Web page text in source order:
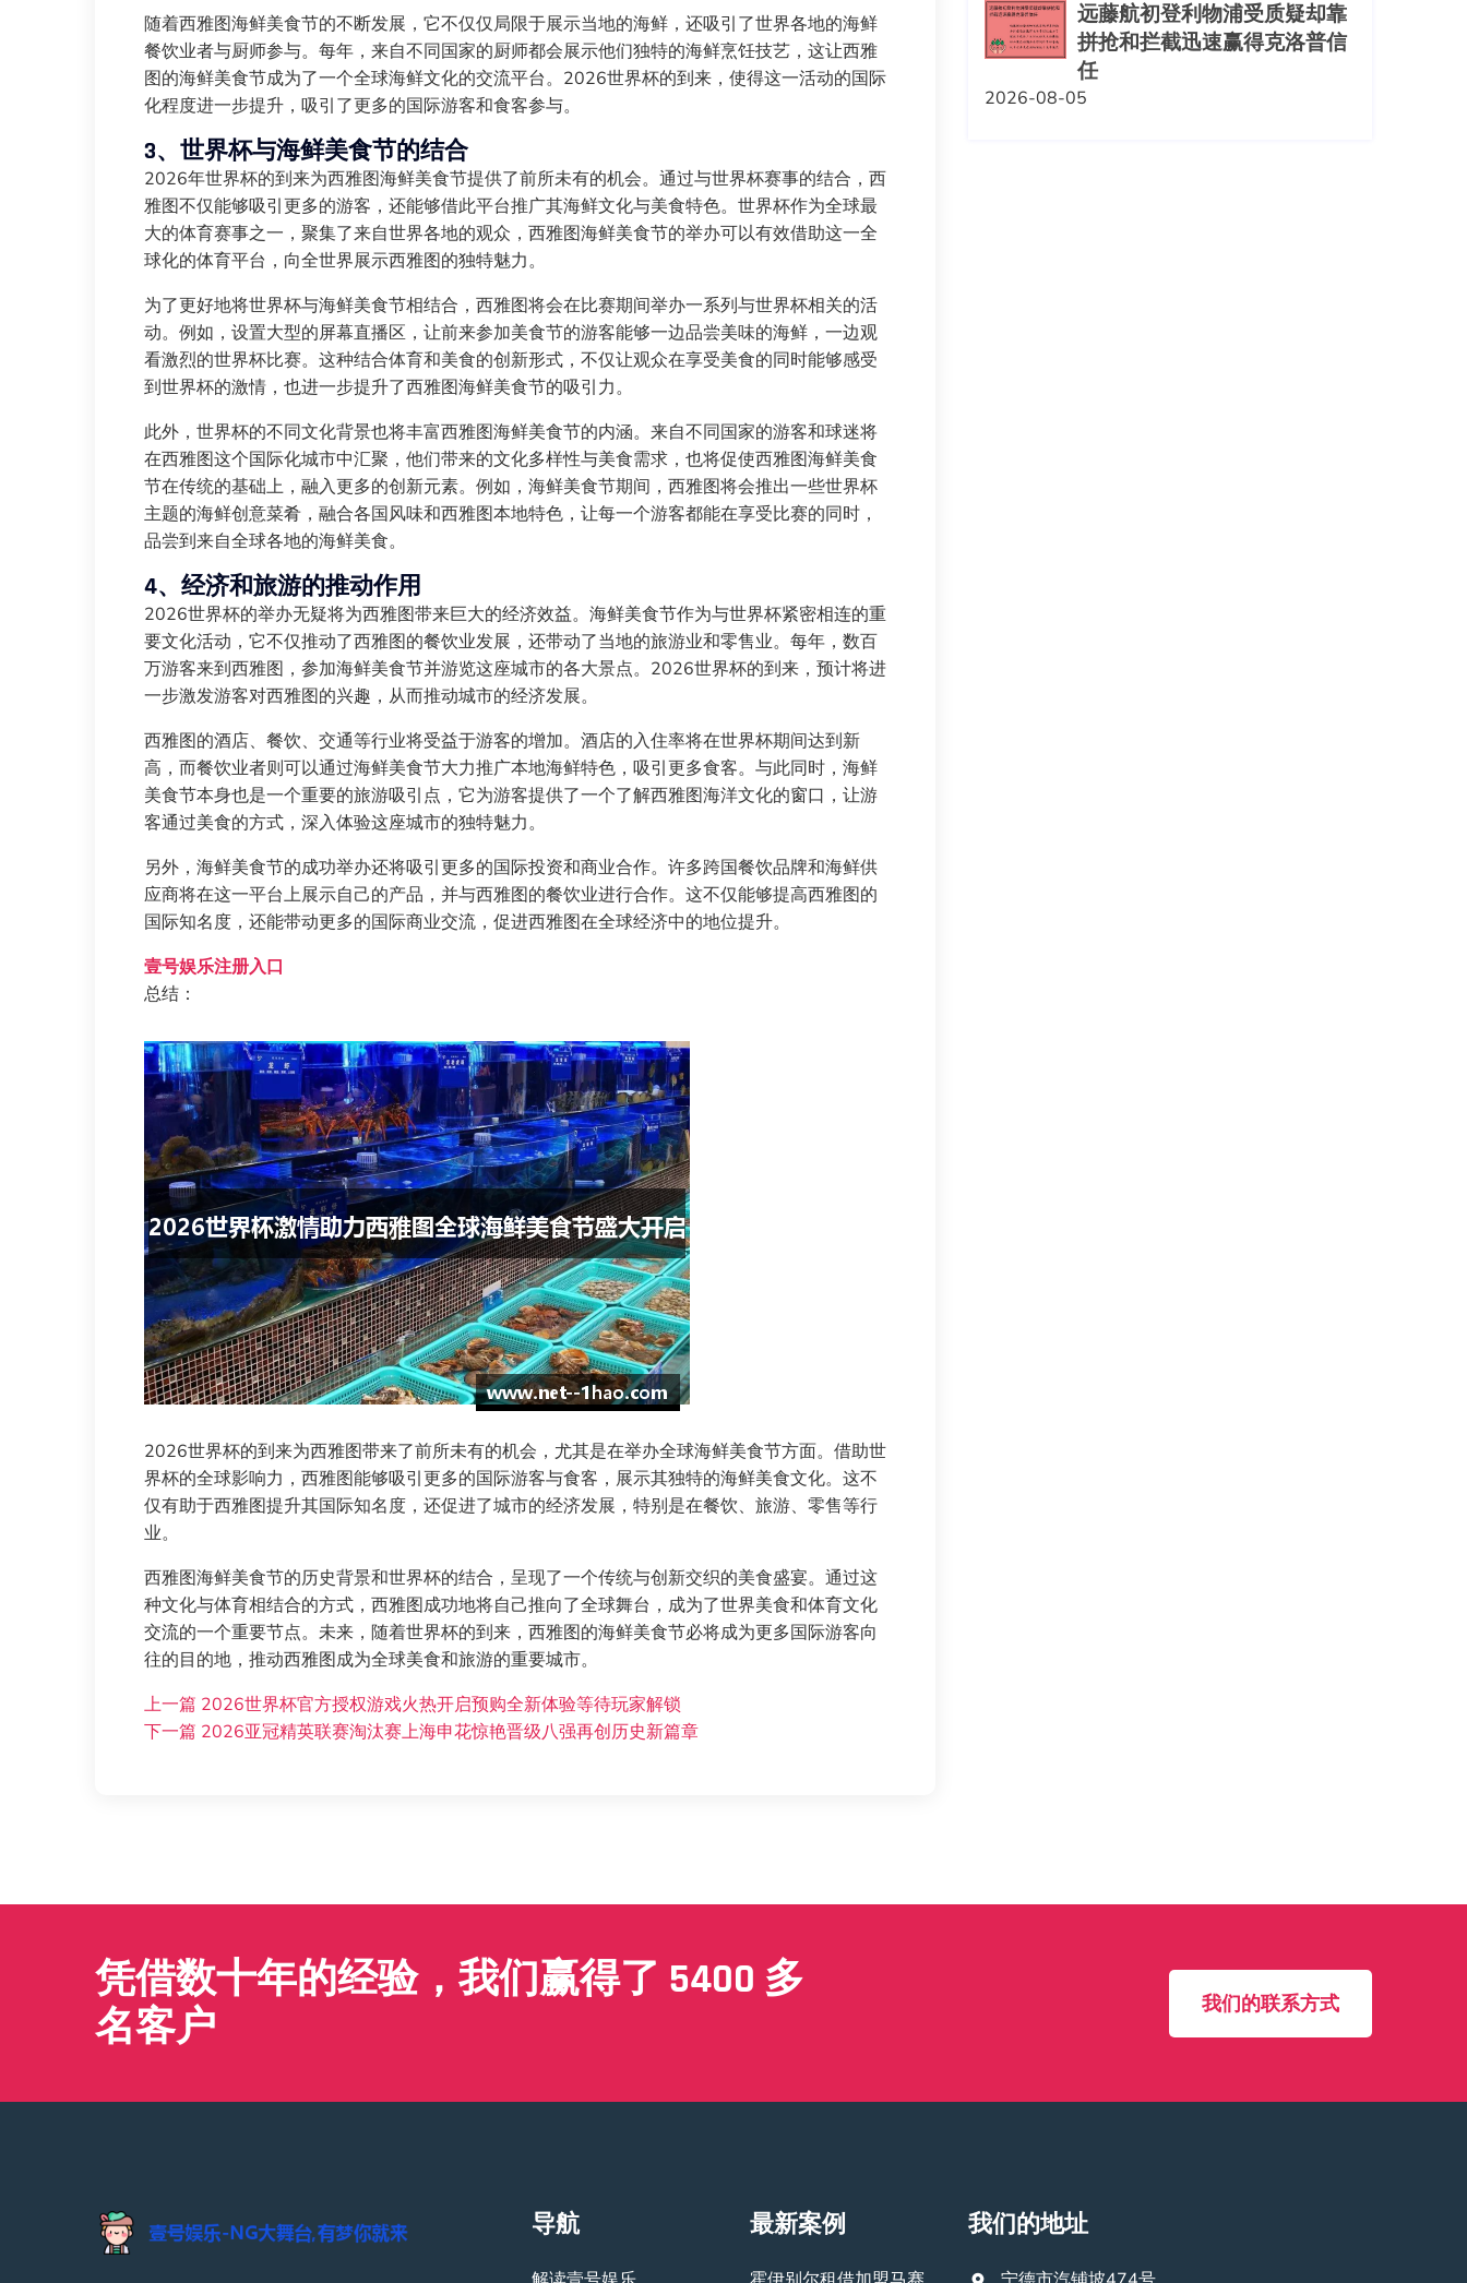
随着西雅图海鲜美食节的不断发展，它不仅仅局限于展示当地的海鲜，还吸引了世界各地的海鲜
餐饮业者与厨师参与。每年，来自不同国家的厨师都会展示他们独特的海鲜烹饪技艺，这让西雅
图的海鲜美食节成为了一个全球海鲜文化的交流平台。2026世界杯的到来，使得这一活动的国际
化程度进一步提升，吸引了更多的国际游客和食客参与。
3、世界杯与海鲜美食节的结合
2026年世界杯的到来为西雅图海鲜美食节提供了前所未有的机会。通过与世界杯赛事的结合，西
雅图不仅能够吸引更多的游客，还能够借此平台推广其海鲜文化与美食特色。世界杯作为全球最
大的体育赛事之一，聚集了来自世界各地的观众，西雅图海鲜美食节的举办可以有效借助这一全
球化的体育平台，向全世界展示西雅图的独特魅力。
为了更好地将世界杯与海鲜美食节相结合，西雅图将会在比赛期间举办一系列与世界杯相关的活
动。例如，设置大型的屏幕直播区，让前来参加美食节的游客能够一边品尝美味的海鲜，一边观
看激烈的世界杯比赛。这种结合体育和美食的创新形式，不仅让观众在享受美食的同时能够感受
到世界杯的激情，也进一步提升了西雅图海鲜美食节的吸引力。
此外，世界杯的不同文化背景也将丰富西雅图海鲜美食节的内涵。来自不同国家的游客和球迷将
在西雅图这个国际化城市中汇聚，他们带来的文化多样性与美食需求，也将促使西雅图海鲜美食
节在传统的基础上，融入更多的创新元素。例如，海鲜美食节期间，西雅图将会推出一些世界杯
主题的海鲜创意菜肴，融合各国风味和西雅图本地特色，让每一个游客都能在享受比赛的同时，
品尝到来自全球各地的海鲜美食。
4、经济和旅游的推动作用
2026世界杯的举办无疑将为西雅图带来巨大的经济效益。海鲜美食节作为与世界杯紧密相连的重
要文化活动，它不仅推动了西雅图的餐饮业发展，还带动了当地的旅游业和零售业。每年，数百
万游客来到西雅图，参加海鲜美食节并游览这座城市的各大景点。2026世界杯的到来，预计将进
一步激发游客对西雅图的兴趣，从而推动城市的经济发展。
西雅图的酒店、餐饮、交通等行业将受益于游客的增加。酒店的入住率将在世界杯期间达到新
高，而餐饮业者则可以通过海鲜美食节大力推广本地海鲜特色，吸引更多食客。与此同时，海鲜
美食节本身也是一个重要的旅游吸引点，它为游客提供了一个了解西雅图海洋文化的窗口，让游
客通过美食的方式，深入体验这座城市的独特魅力。
另外，海鲜美食节的成功举办还将吸引更多的国际投资和商业合作。许多跨国餐饮品牌和海鲜供
应商将在这一平台上展示自己的产品，并与西雅图的餐饮业进行合作。这不仅能够提高西雅图的
国际知名度，还能带动更多的国际商业交流，促进西雅图在全球经济中的地位提升。
壹号娱乐注册入口
总结：
2026世界杯的到来为西雅图带来了前所未有的机会，尤其是在举办全球海鲜美食节方面。借助世
界杯的全球影响力，西雅图能够吸引更多的国际游客与食客，展示其独特的海鲜美食文化。这不
仅有助于西雅图提升其国际知名度，还促进了城市的经济发展，特别是在餐饮、旅游、零售等行
业。
西雅图海鲜美食节的历史背景和世界杯的结合，呈现了一个传统与创新交织的美食盛宴。通过这
种文化与体育相结合的方式，西雅图成功地将自己推向了全球舞台，成为了世界美食和体育文化
交流的一个重要节点。未来，随着世界杯的到来，西雅图的海鲜美食节必将成为更多国际游客向
往的目的地，推动西雅图成为全球美食和旅游的重要城市。
上一篇 2026世界杯官方授权游戏火热开启预购全新体验等待玩家解锁
下一篇 2026亚冠精英联赛淘汰赛上海申花惊艳晋级八强再创历史新篇章
远藤航初登利物浦受质疑却靠
拼抢和拦截迅速赢得克洛普信
任
2026-08-05
凭借数十年的经验，我们赢得了 5400 多
名客户
我们的联系方式
导航 最新案例 我们的地址